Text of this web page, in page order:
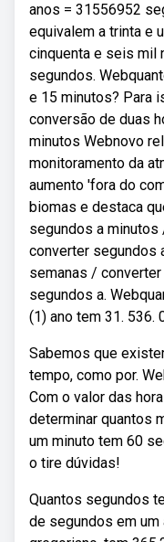
anos = 31556952
equivalem a trinta e
cinquenta e seis mil
segundos.
e 15 minutos? Para
conversão de duas
minutos Webnovo
monitoramento da
aumento 'fora do
biomas e destaca
segundos a
converter segundos
semanas /
segundos a.
(1) ano tem 31. 536.
Sabemos que
tempo, como por.
Com o valor das
determinar quantos
um minuto tem 60
o tire dúvidas!
Quantos segundos
de segundos em um